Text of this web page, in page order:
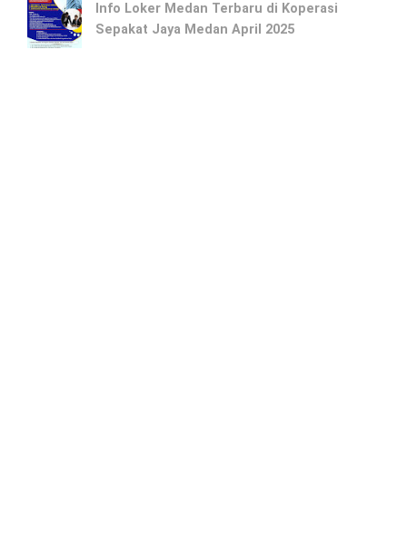
Info Loker Medan Terbaru di Koperasi
Sepakat Jaya Medan April 2025